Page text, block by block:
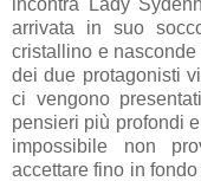
arrivata in suo
cristallino e
dei due protagonisti
ci vengono
pensieri più profondi
impossibile non
accettare fino in